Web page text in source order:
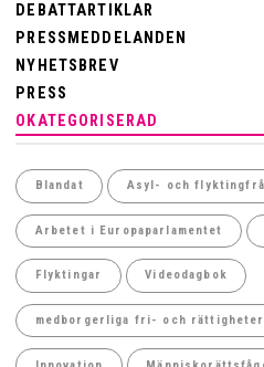
DEBATTARTIKLAR
PRESSMEDDELANDEN
NYHETSBREV
PRESS
OKATEGORISERAD
Blandat Asyl- och
Arbetet i Europaparlamentet
Flyktingar Videodagbok
medborgerliga fri- och rättigheter